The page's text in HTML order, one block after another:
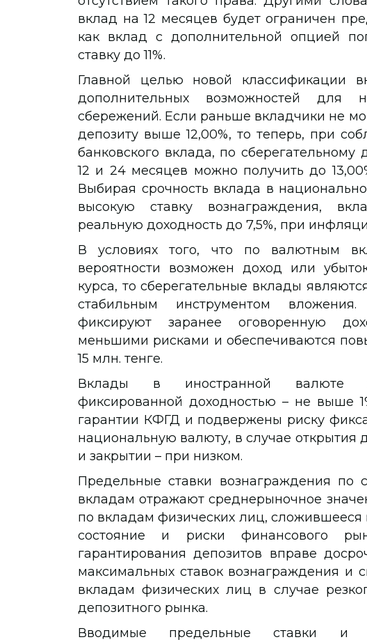
вклад на 12 месяцев будет ограничен
как вклад с дополнительной опцией
ставку до 11%.
Главной целью новой классификации
дополнительных возможностей для
сбережений. Если раньше вкладчики не
депозиту выше 12,00%, то теперь, при
банковского вклада, по
12 и 24 месяцев можно получить до
Выбирая срочность вклада в
высокую ставку вознаграждения,
реальную доходность до 7,5%, при
В условиях того, что по валютным
вероятности возможен доход или
курса, то сберегательные вклады
стабильным инструментом
фиксируют заранее оговоренную
меньшими рисками и обеспечиваются
15 млн. тенге.
Вклады в иностранной валюте
фиксированной доходностью – не выше
гарантии КФГД и подвержены риску
национальную валюту, в случае открытия
и закрытии – при низком.
Предельные ставки вознаграждения по
вкладам отражают среднерыночное
по вкладам физических лиц, сложившееся
состояние и риски финансового
гарантирования депозитов вправе
максимальных ставок вознаграждения и
вкладам физических лиц в случае
депозитного рынка.
Вводимые предельные ставки и